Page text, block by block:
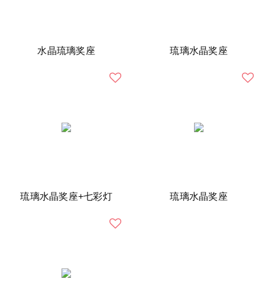
水晶琉璃奖座 琉璃水晶奖座
琉璃水晶奖座+七彩灯 琉璃水晶奖座